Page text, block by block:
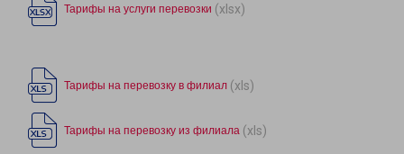
Тарифы на услуги перевозки (xlsx)
Тарифы на перевозку в филиал (xls)
Тарифы на перевозку из филиала (xls)